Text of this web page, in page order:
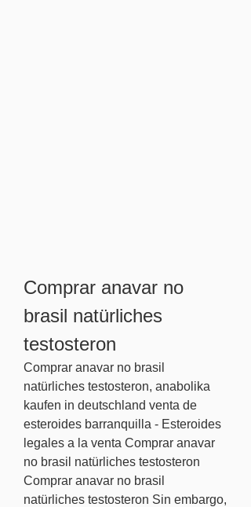
Comprar anavar no
brasil natürliches
testosteron
Comprar anavar no brasil
natürliches testosteron, anabolika
kaufen in deutschland venta de
esteroides barranquilla - Esteroides
legales a la venta Comprar anavar
no brasil natürliches testosteron
Comprar anavar no brasil
natürliches testosteron Sin embargo,